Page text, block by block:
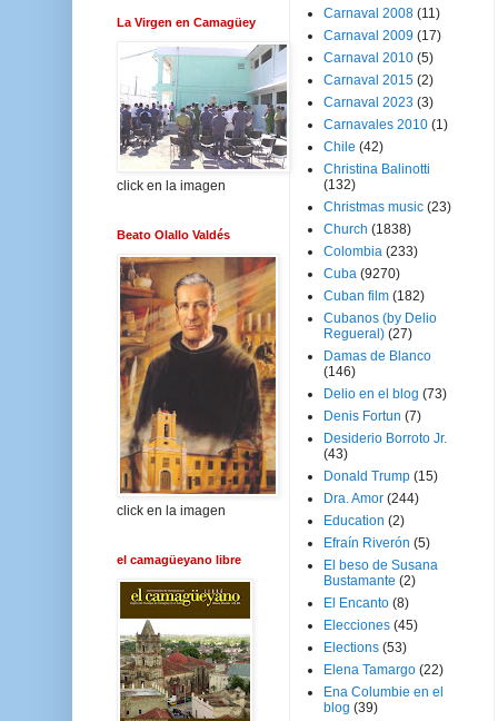
La Virgen en Camagüey
click en la imagen
Beato Olallo Valdés
click en la imagen
el camagüeyano libre
Carnaval 2008 (11)
Carnaval 2009 (17)
Carnaval 2010 (5)
Carnaval 2015 (2)
Carnaval 2023 (3)
Carnavales 2010 (1)
Chile (42)
Christina Balinotti
(132)
Christmas music (23)
Church (1838)
Colombia (233)
Cuba (9270)
Cuban film (182)
Cubanos (by Delio
Regueral) (27)
Damas de Blanco
(146)
Delio en el blog (73)
Denis Fortun (7)
Desiderio Borroto Jr.
(43)
Donald Trump (15)
Dra. Amor (244)
Education (2)
Efraín Riverón (5)
El beso de Susana
Bustamante (2)
El Encanto (8)
Elecciones (45)
Elections (53)
Elena Tamargo (22)
Ena Columbie en el
blog (39)